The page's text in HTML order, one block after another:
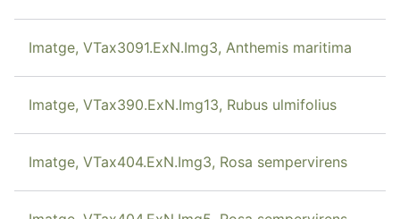
Imatge, VTax3091.ExN.Img3, Anthemis maritima
Imatge, VTax390.ExN.Img13, Rubus ulmifolius
Imatge, VTax404.ExN.Img3, Rosa sempervirens